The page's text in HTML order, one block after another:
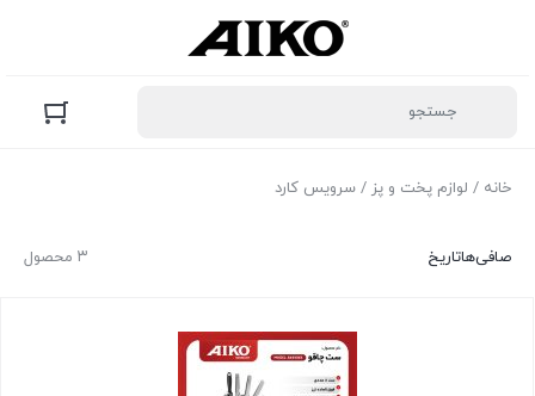
خانه / لوازم پخت و پز / سرویس کارد
۳ محصول صافی‌هاتاریخ